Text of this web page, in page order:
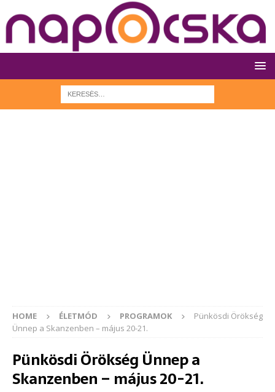
HOME ÉLETMÓD PROGRAMOK
Pünkösdi Örökség
Ünnep a Skanzenben – május 20-21.
Pünkösdi Örökség Ünnep a
Skanzenben – május 20-21.